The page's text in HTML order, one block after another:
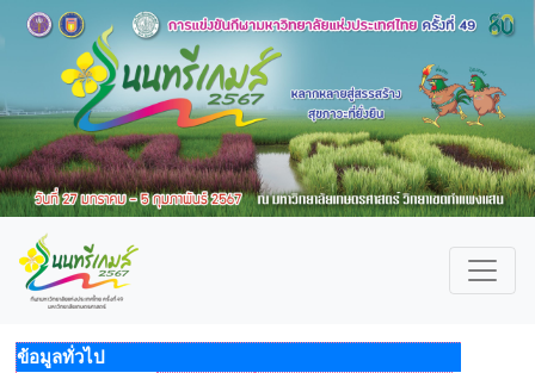
ข้อมูลทั่วไป